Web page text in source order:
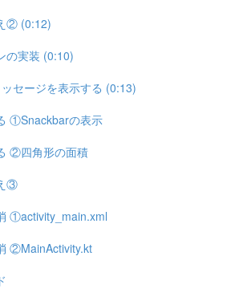
② (0:12)
の実装 (0:10)
セージを表示する (0:13)
①Snackbarの表示
②四角形の面積
③
①activity_main.xml
②MainActivity.kt